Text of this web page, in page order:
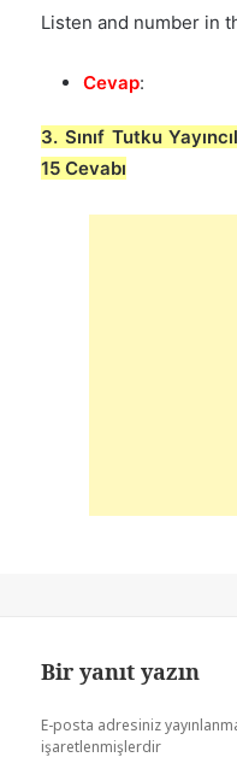
Listen and number in
Cevap:
3. Sınıf Tutku
15 Cevabı
Bir yanıt yazın
E-posta adresiniz
işaretlenmişlerdir